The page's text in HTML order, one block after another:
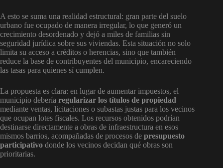
A esto se suma una realidad estructural: gran parte del suelo
urbano fue ocupado de manera irregular, lo que generó un
crecimiento desordenado y dejó a miles de familias sin
seguridad jurídica sobre sus viviendas. Esta situación no solo
limita su acceso a créditos o herencias, sino que también
reduce la base de contribuyentes del municipio, encareciendo
las tasas para quienes sí cumplen.
La propuesta es clara: en lugar de aumentar impuestos, el
municipio debería regularizar los títulos de propiedad
mediante ventas, licitaciones o subastas justas para los vecinos
que ocupan lotes fiscales. Los recursos obtenidos podrían
destinarse directamente a obras de infraestructura en esos
mismos barrios, acompañadas de procesos de presupuesto
participativo donde los vecinos decidan qué obras son
prioritarias.